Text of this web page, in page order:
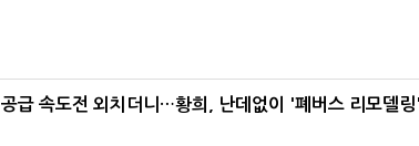
공급 속도전 외치더니…황희, 난데없이 '폐버스 리모델